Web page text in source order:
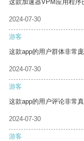
这款加速器VPM应用程序
2024-07-30
游客
这款app的用户群体非常
2024-07-30
游客
这款app的用户评论非常
2024-07-30
游客